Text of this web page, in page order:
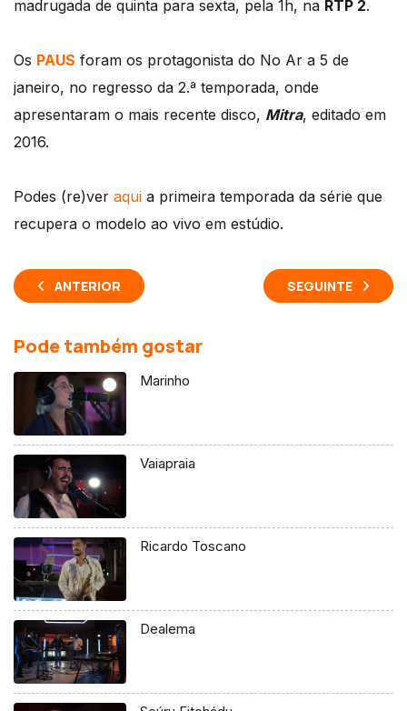
madrugada de quinta para sexta, pela 1h, na RTP 2.
Os PAUS foram os protagonista do No Ar a 5 de
janeiro, no regresso da 2.ª temporada, onde
apresentaram o mais recente disco, Mitra, editado em
2016.
Podes (re)ver aqui a primeira temporada da série que
recupera o modelo ao vivo em estúdio.
ANTERIOR SEGUINTE
Pode também gostar
Marinho
Vaiapraia
Ricardo Toscano
Dealema